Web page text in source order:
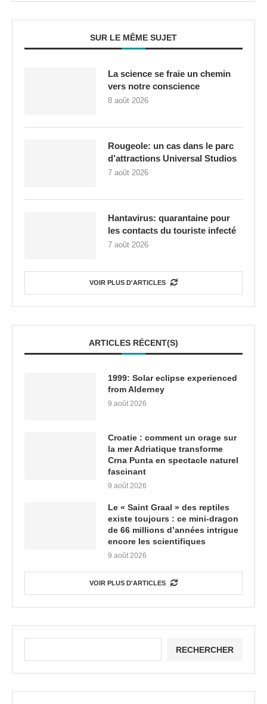
SUR LE MÊME SUJET
La science se fraie un chemin
vers notre conscience
8 août 2026
Rougeole: un cas dans le parc
d’attractions Universal Studios
7 août 2026
Hantavirus: quarantaine pour
les contacts du touriste infecté
7 août 2026
VOIR PLUS D'ARTICLES
ARTICLES RÉCENT(S)
1999: Solar eclipse experienced
from Alderney
9 août 2026
Croatie : comment un orage sur
la mer Adriatique transforme
Crna Punta en spectacle naturel
fascinant
9 août 2026
Le « Saint Graal » des reptiles
existe toujours : ce mini-dragon
de 66 millions d’années intrigue
encore les scientifiques
9 août 2026
VOIR PLUS D'ARTICLES
RECHERCHER